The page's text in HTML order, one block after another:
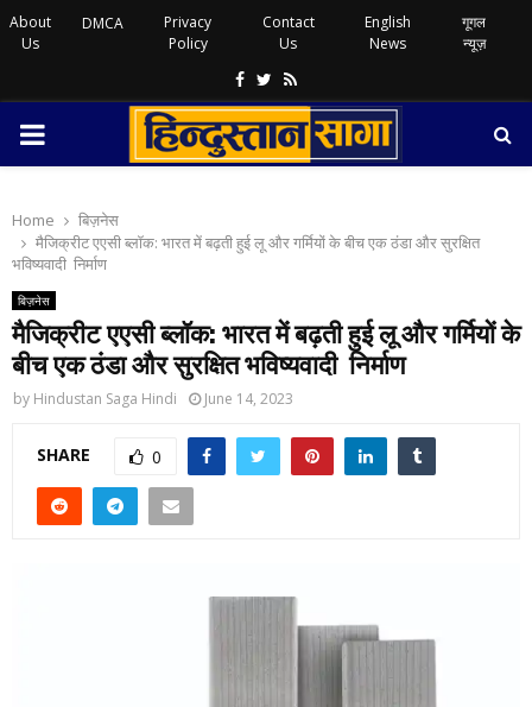
About
Us
DMCA
Privacy
Policy
Contact
Us
English
News
गूगल
न्यूज़
Facebook
Twitter
Rss
PRIMARY
Home
बिज़नेस
मैजिक्रीट एएसी ब्लॉक: भारत में बढ़ती हुई लू और गर्मियों के बीच एक ठंडा और सुरक्षित
भविष्यवादी निर्माण
बिज़नेस
मैजिक्रीट एएसी ब्लॉक: भारत में बढ़ती हुई लू और गर्मियों के
बीच एक ठंडा और सुरक्षित भविष्यवादी निर्माण
by Hindustan Saga Hindi June 14, 2023
SHARE 0